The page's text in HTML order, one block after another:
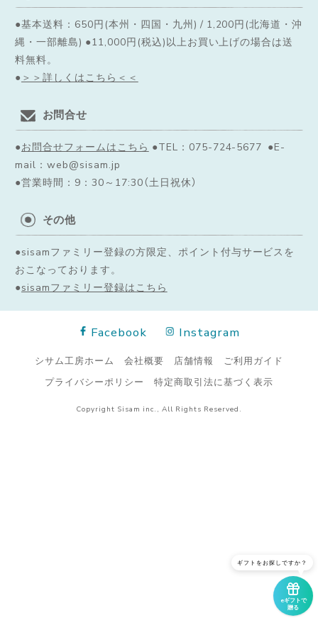
●基本送料：650円(本州・四国・九州) / 1,200円(北海道・沖
縄・一部離島) ●11,000円(税込)以上お買い上げの場合は送
料無料。
● ＞＞詳しくはこちら＜＜
お問合せ
●お問合せフォームはこちら ●TEL：075-724-5677 ●E-
mail：web@sisam.jp
●営業時間：9：30～17:30（土日祝休）
その他
●sisamファミリー登録の方限定、ポイント付与サービスを
おこなっております。
●sisamファミリー登録はこちら
Facebook Instagram
シサム工房ホーム 会社概要 店舗情報
ご利用ガイド
プライバシーポリシー
特定商取引法に基づく表示
Copyright Sisam inc., All Rights Reserved.
eギフトで
贈る
ギフトをお探しですか？